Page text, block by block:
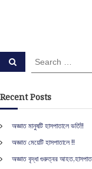
i
o
n
r
c
f
o
r
S
h
Recent Posts
অজ্ঞাত মানুষটি হাসপাতালে ভর্তি!!
অজ্ঞাত মেয়েটি হাসপাতালে !!
অজ্ঞাত বৃদ্ধা গুরুত্বর